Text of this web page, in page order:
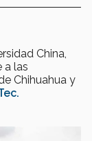
China,
a las
Chihuahua y